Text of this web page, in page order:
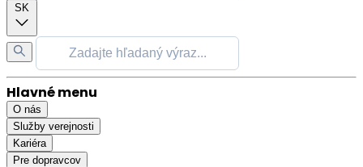
SK
Hlavné menu
O nás
Služby verejnosti
Kariéra
Pre dopravcov